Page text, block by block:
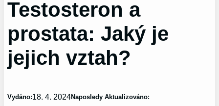
Testosteron a
prostata: Jaký je
jejich vztah?
Vydáno:18. 4. 2024Naposledy Aktualizováno: